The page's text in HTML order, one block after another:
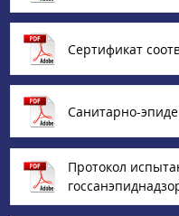
Сертификат
Санитарно-
Протокол